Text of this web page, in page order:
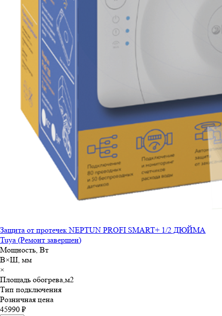
Защита от протечек NEPTUN PROFI SMART+ 1/2 ДЮЙМА
Tuya (Ремонт завершен)
Мощность, Вт
В×Ш, мм
×
Площадь обогрева,м2
Тип подключения
Розничная цена
45990 ₽